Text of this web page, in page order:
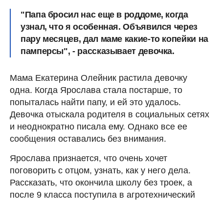
"Папа бросил нас еще в роддоме, когда
узнал, что я особенная. Объявился через
пару месяцев, дал маме какие-то копейки на
памперсы", - рассказывает девочка.
Мама Екатерина Олейник растила девочку
одна. Когда Ярослава стала постарше, то
попыталась найти папу, и ей это удалось.
Девочка отыскала родителя в социальных сетях
и неоднократно писала ему. Однако все ее
сообщения оставались без внимания.
Ярослава признается, что очень хочет
поговорить с отцом, узнать, как у него дела.
Рассказать, что окончила школу без троек, а
после 9 класса поступила в агротехнический